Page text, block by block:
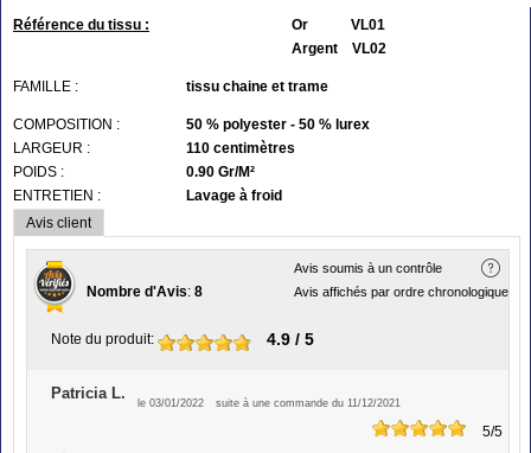
Référence du tissu :
Or VL01
Argent VL02
FAMILLE : tissu chaine et trame
COMPOSITION :
50 % polyester - 50 % lurex
LARGEUR :
110 centimètres
POIDS :
0.90 Gr/M²
ENTRETIEN :
Lavage à froid
Avis client
Avis soumis à un contrôle
Avis affichés par ordre chronologique
Nombre d'Avis: 8
Note du produit: 4.9 / 5
Patricia L.
le 03/01/2022 suite à une commande du 11/12/2021
5/5